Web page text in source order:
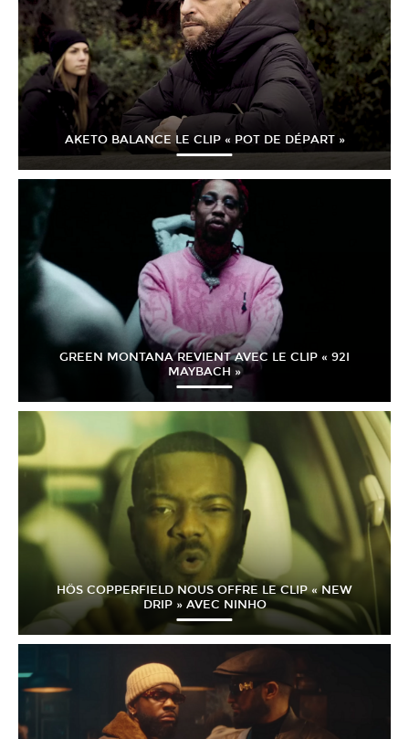
AKETO BALANCE LE CLIP « POT DE DÉPART »
GREEN MONTANA REVIENT AVEC LE CLIP « 92I
MAYBACH »
HÖS COPPERFIELD NOUS OFFRE LE CLIP « NEW
DRIP » AVEC NINHO